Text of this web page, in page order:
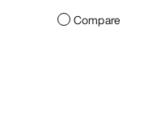
Compare